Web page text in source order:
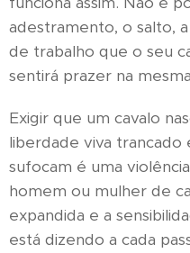
adestramento, o salto,
de trabalho que o seu
sentirá prazer na
Exigir que um cavalo
liberdade viva trancado
sufocam é uma
homem ou mulher de
expandida e a
está dizendo a cada